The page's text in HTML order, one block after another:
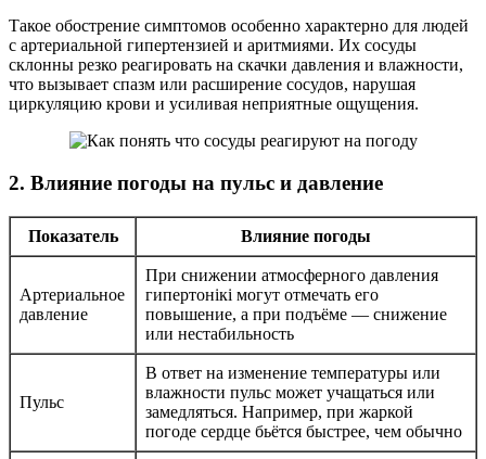
Такое обострение симптомов особенно характерно для людей
с артериальной гипертензией и аритмиями. Их сосуды
склонны резко реагировать на скачки давления и влажности,
что вызывает спазм или расширение сосудов, нарушая
циркуляцию крови и усиливая неприятные ощущения.
2. Влияние погоды на пульс и давление
Показатель Влияние погоды
Артериальное
давление
При снижении атмосферного давления
гипертонікі могут отмечать его
повышение, а при подъёме — снижение
или нестабильность
Пульс
В ответ на изменение температуры или
влажности пульс может учащаться или
замедляться. Например, при жаркой
погоде сердце бьётся быстрее, чем обычно